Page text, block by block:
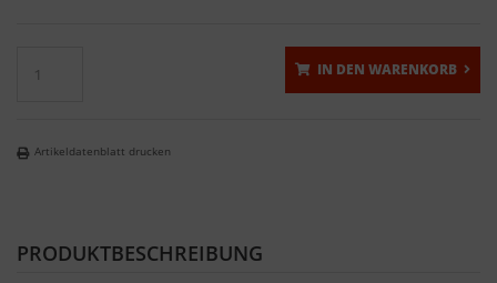
IN DEN WARENKORB
Artikeldatenblatt drucken
PRODUKTBESCHREIBUNG